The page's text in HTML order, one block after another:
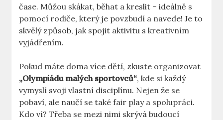
čase. Můžou skákat, běhat a kreslit – ideálně s
pomocí rodiče, který je povzbudí a navede! Je to
skvělý způsob, jak spojit aktivitu s kreativním
vyjádřením.
Pokud máte doma více dětí, zkuste organizovat
„Olympiádu malých sportovců“, kde si každý
vymyslí svoji vlastní disciplínu. Nejen že se
pobaví, ale naučí se také fair play a spolupráci.
Kdo ví? Třeba se mezi nimi skrývá budoucí